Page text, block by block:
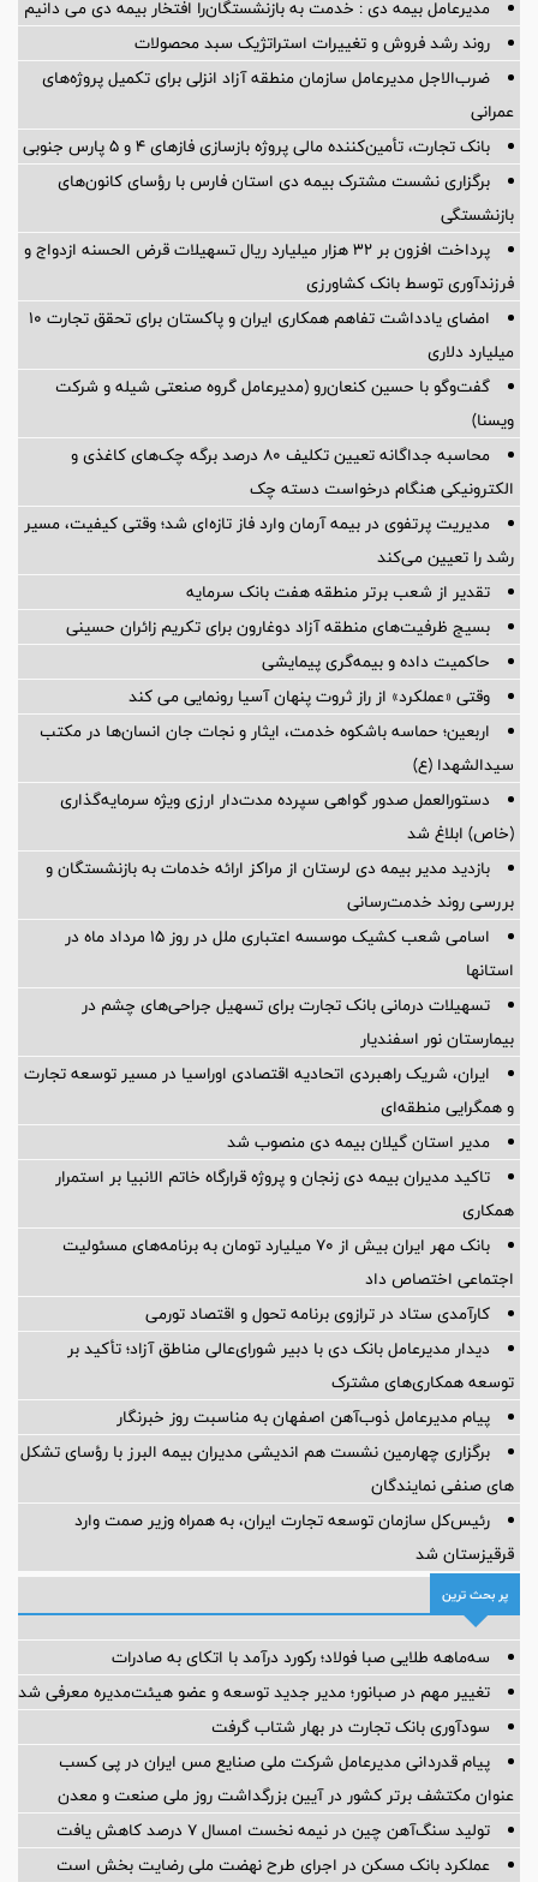
مدیرعامل بیمه دی : خدمت به بازنشستگان‌را افتخار بیمه دی می دانیم
روند رشد فروش و تغییرات استراتژیک سبد محصولات
ضرب‌الاجل مدیرعامل سازمان منطقه آزاد انزلی برای تكمیل پروژه‌های
عمرانی
بانک تجارت، تأمین‌کننده مالی پروژه بازسازی فازهای ۴ و ۵ پارس جنوبی
برگزاری نشست مشترک بیمه دی استان فارس با رؤسای کانون‌های
بازنشستگی
پرداخت افزون بر 32 هزار میلیارد ریال تسهیلات قرض الحسنه ازدواج و
فرزندآوری توسط بانک کشاورزی
امضای یادداشت تفاهم همکاری ایران و پاکستان برای تحقق تجارت ۱۰
میلیارد دلاری
گفت‌وگو با حسین كنعان‌رو (مدیرعامل گروه صنعتی شیله و شركت
ویسنا)
محاسبه جداگانه تعیین تکلیف 80 درصد برگه چک‌های کاغذی و
الکترونیکی هنگام درخواست دسته چک
مدیریت پرتفوی در بیمه آرمان وارد فاز تازه‌ای شد؛ وقتی کیفیت، مسیر
رشد را تعیین می‌کند
تقدیر از شعب برتر منطقه هفت بانک سرمایه
بسیج ظرفیت‌های منطقه آزاد دوغارون برای تکریم زائران حسینی
حاکمیت داده و بیمه‌گری پیمایشی
وقتی «عملکرد» از راز ثروت پنهان آسیا رونمایی می کند
اربعین؛ حماسه باشکوه خدمت، ایثار و نجات جان انسان‌ها در مکتب
سیدالشهدا (ع)
دستورالعمل صدور گواهی سپرده مدت‌دار ارزی ویژه سرمایه‌گذاری
(خاص) ابلاغ شد
بازدید مدیر بیمه دی لرستان از مراکز ارائه خدمات به بازنشستگان و
بررسی روند خدمت‌رسانی
اسامی شعب کشیک موسسه اعتباری ملل در روز 15 مرداد ماه در
استانها
تسهیلات درمانی بانک تجارت برای تسهیل جراحی‌های چشم در
بیمارستان نور اسفندیار
ایران، شریک راهبردی اتحادیه اقتصادی اوراسیا در مسیر توسعه تجارت
و همگرایی منطقه‌ای
مدیر استان گیلان بیمه دی منصوب شد
تاکید مدیران بیمه دی زنجان و پروژه قرارگاه خاتم الانبیا بر استمرار
همکاری
بانک مهر ایران بیش از ۷۰ میلیارد تومان به برنامه‌های مسئولیت
اجتماعی اختصاص داد
کارآمدی ستاد در ترازوی برنامه تحول و اقتصاد تورمی
دیدار مدیرعامل بانک دی با دبیر شورای‌عالی مناطق آزاد؛ تأکید بر
توسعه همکاری‌های مشترک
پیام مدیرعامل ذوب‌آهن اصفهان به مناسبت روز خبرنگار
برگزاری چهارمین نشست هم اندیشی مدیران بیمه البرز با رؤسای تشکل
های صنفی نمایندگان
رئیس‌کل سازمان توسعه تجارت ایران، به همراه وزیر صمت وارد
قرقیزستان شد
پر بحث ترین
سه‌ماهه طلایی صبا فولاد؛ رکورد درآمد با اتکای به صادرات
تغییر مهم در صبانور؛ مدیر جدید توسعه و عضو هیئت‌مدیره معرفی شد
سودآوری بانک تجارت در بهار شتاب گرفت
پیام قدردانی مدیرعامل شرکت ملی صنایع مس ایران در پی کسب
عنوان مکتشف برتر کشور در آیین بزرگداشت روز ملی صنعت و معدن
تولید سنگ‌آهن چین در نیمه نخست امسال ۷ درصد کاهش یافت
عملکرد بانک مسکن در اجرای طرح نهضت ملی رضایت بخش است